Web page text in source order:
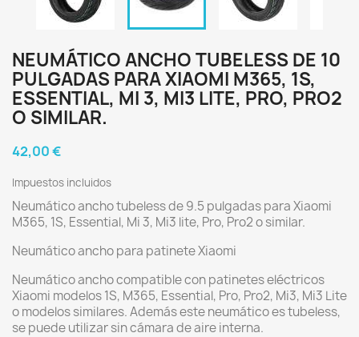
NEUMÁTICO ANCHO TUBELESS DE 10
PULGADAS PARA XIAOMI M365, 1S,
ESSENTIAL, MI 3, MI3 LITE, PRO, PRO2
O SIMILAR.
42,00 €
Impuestos incluidos
Neumático ancho tubeless de 9.5 pulgadas para Xiaomi
M365, 1S, Essential, Mi 3, Mi3 lite, Pro, Pro2 o similar.
Neumático ancho para patinete Xiaomi
Neumático ancho compatible con patinetes eléctricos
Xiaomi modelos 1S, M365, Essential, Pro, Pro2, Mi3, Mi3 Lite
o modelos similares. Además este neumático es tubeless,
se puede utilizar sin cámara de aire interna.